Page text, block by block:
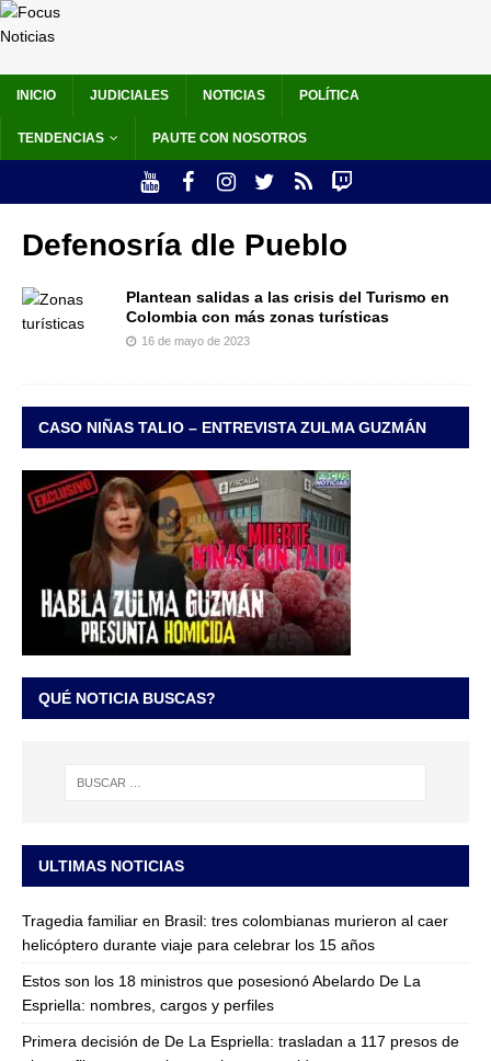
INICIO JUDICIALES NOTICIAS POLÍTICA
TENDENCIAS PAUTE CON NOSOTROS
Defenosría dle Pueblo
Plantean salidas a las crisis del Turismo en
Colombia con más zonas turísticas
16 de mayo de 2023
CASO NIÑAS TALIO – ENTREVISTA ZULMA GUZMÁN
QUÉ NOTICIA BUSCAS?
ULTIMAS NOTICIAS
Tragedia familiar en Brasil: tres colombianas murieron al caer
helicóptero durante viaje para celebrar los 15 años
Estos son los 18 ministros que posesionó Abelardo De La
Espriella: nombres, cargos y perfiles
Primera decisión de De La Espriella: trasladan a 117 presos de